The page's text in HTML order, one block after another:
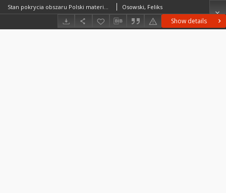
Show details
Stan pokrycia obszaru Polski materiałami kartograficznymi Osowski, Feliks